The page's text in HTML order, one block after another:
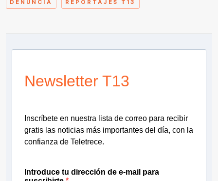
DENUNCIA REPORTAJES T13
Newsletter T13
Inscríbete en nuestra lista de correo para recibir
gratis las noticias más importantes del día, con la
confianza de Teletrece.
Introduce tu dirección de e-mail para